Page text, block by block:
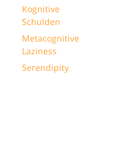
Kognitive
Schulden
Metacognitive
Laziness
Serendipity